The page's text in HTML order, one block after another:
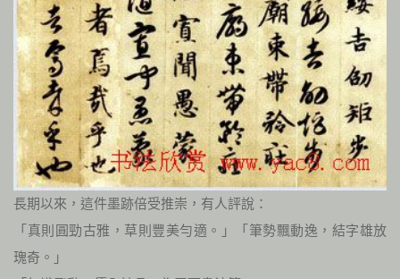
長期以來，這件墨跡倍受推崇，有人評說：
「真則圓勁古雅，草則豐美勻適。」「筆勢飄動逸，結字雄放
瑰奇。」